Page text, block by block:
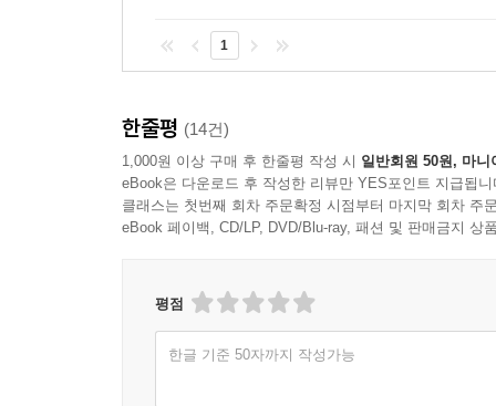
1
한줄평 (14건)
1,000원 이상 구매 후 한줄평 작성 시 일반회원 50원, 마니
eBook은 다운로드 후 작성한 리뷰만 YES포인트 지급됩니
클래스는 첫번째 회차 주문확정 시점부터 마지막 회차 주
eBook 페이백, CD/LP, DVD/Blu-ray, 패션 및 판매금지 상
평점
한글 기준 50자까지 작성가능